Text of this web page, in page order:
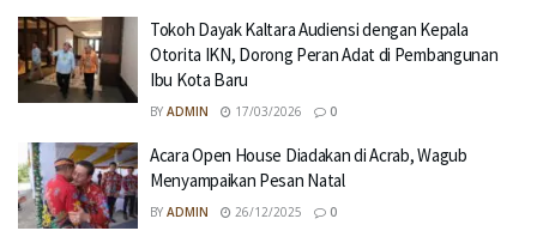
Tokoh Dayak Kaltara Audiensi dengan Kepala
Otorita IKN, Dorong Peran Adat di Pembangunan
Ibu Kota Baru
BY ADMIN 17/03/2026 0
Acara Open House Diadakan di Acrab, Wagub
Menyampaikan Pesan Natal
BY ADMIN 26/12/2025 0